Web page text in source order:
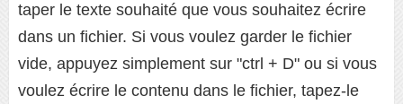
taper le texte souhaité que vous souhaitez écrire
dans un fichier. Si vous voulez garder le fichier
vide, appuyez simplement sur "ctrl + D" ou si vous
voulez écrire le contenu dans le fichier, tapez-le